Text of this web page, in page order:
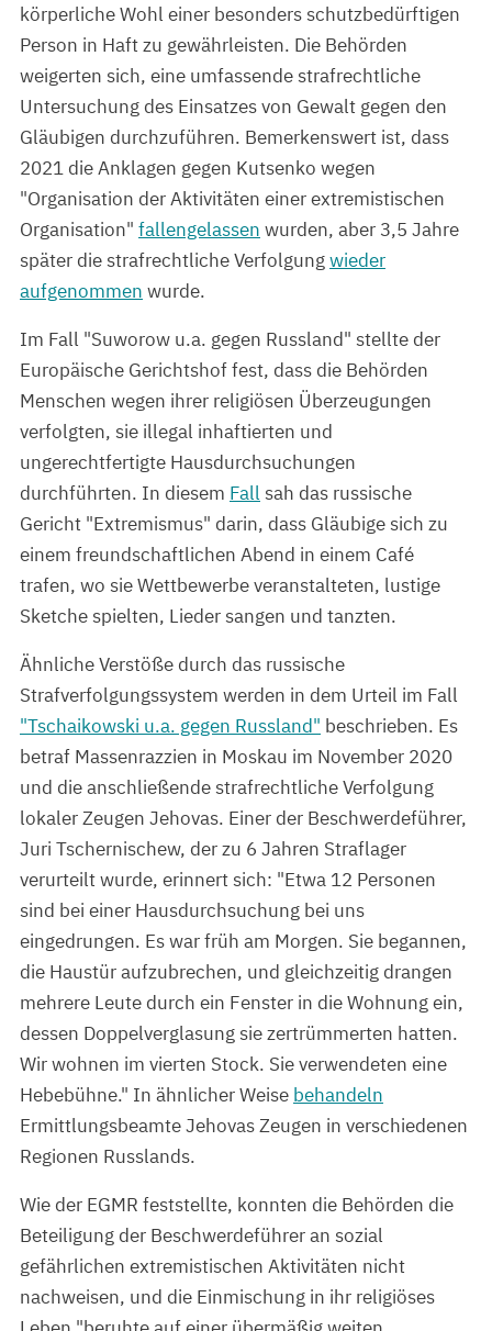
körperliche Wohl einer besonders schutzbedürftigen
Person in Haft zu gewährleisten. Die Behörden
weigerten sich, eine umfassende strafrechtliche
Untersuchung des Einsatzes von Gewalt gegen den
Gläubigen durchzuführen. Bemerkenswert ist, dass
2021 die Anklagen gegen Kutsenko wegen
"Organisation der Aktivitäten einer extremistischen
Organisation" fallengelassen wurden, aber 3,5 Jahre
später die strafrechtliche Verfolgungwieder
aufgenommen wurde.
Im Fall "Suworow u.a. gegen Russland" stellte der
Europäische Gerichtshof fest, dass die Behörden
Menschen wegen ihrer religiösen Überzeugungen
verfolgten, sie illegal inhaftierten und
ungerechtfertigte Hausdurchsuchungen
durchführten. In diesem Fallsah das russische
Gericht "Extremismus" darin, dass Gläubige sich zu
einem freundschaftlichen Abend in einem Café
trafen, wo sie Wettbewerbe veranstalteten, lustige
Sketche spielten, Lieder sangen und tanzten.
Ähnliche Verstöße durch das russische
Strafverfolgungssystem werden in dem Urteil im Fall
"Tschaikowski u.a. gegen Russland" beschrieben. Es
betraf Massenrazzien in Moskau im November 2020
und die anschließende strafrechtliche Verfolgung
lokaler Zeugen Jehovas. Einer der Beschwerdeführer,
Juri Tschernischew, der zu 6 Jahren Straflager
verurteilt wurde, erinnert sich: "Etwa 12 Personen
sind bei einer Hausdurchsuchung bei uns
eingedrungen. Es war früh am Morgen. Sie begannen,
die Haustür aufzubrechen, und gleichzeitig drangen
mehrere Leute durch ein Fenster in die Wohnung ein,
dessen Doppelverglasung sie zertrümmerten hatten.
Wir wohnen im vierten Stock. Sie verwendeten eine
Hebebühne." In ähnlicher Weise behandeln
Ermittlungsbeamte Jehovas Zeugen in verschiedenen
Regionen Russlands.
Wie der EGMR feststellte, konnten die Behörden die
Beteiligung der Beschwerdeführer an sozial
gefährlichen extremistischen Aktivitäten nicht
nachweisen, und die Einmischung in ihr religiöses